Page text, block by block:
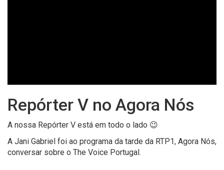
Repórter V no Agora Nós
A nossa Repórter V está em todo o lado 😉
A Jani Gabriel foi ao programa da tarde da RTP1, Agora Nós,
conversar sobre o The Voice Portugal.